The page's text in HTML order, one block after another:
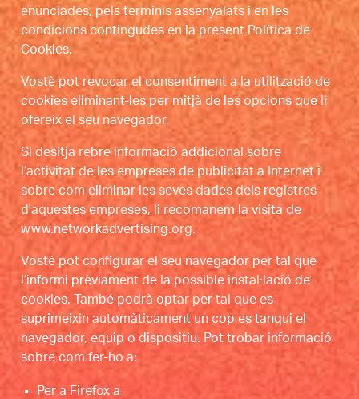
enunciades, pels terminis assenyalats i en les
condicions contingudes en la present Política de
Cookies.
Vostè pot revocar el consentiment a la utilització de
cookies eliminant-les per mitjà de les opcions que li
ofereix el seu navegador.
Si desitja rebre informació addicional sobre
l’activitat de les empreses de publicitat a Internet i
sobre com eliminar les seves dades dels registres
d'aquestes empreses, li recomanem la visita de
www.networkadvertising.org.
Vostè pot configurar el seu navegador per tal que
l’informi prèviament de la possible instal·lació de
cookies. També podrà optar per tal que es
suprimeixin automàticament un cop es tanqui el
navegador, equip o dispositiu. Pot trobar informació
sobre com fer-ho a:
Per a Firefox a